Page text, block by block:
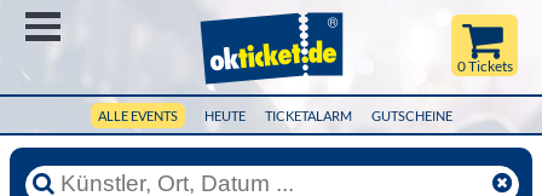
ALLE EVENTS HEUTE TICKETALARM GUTSCHEINE
0 Tickets